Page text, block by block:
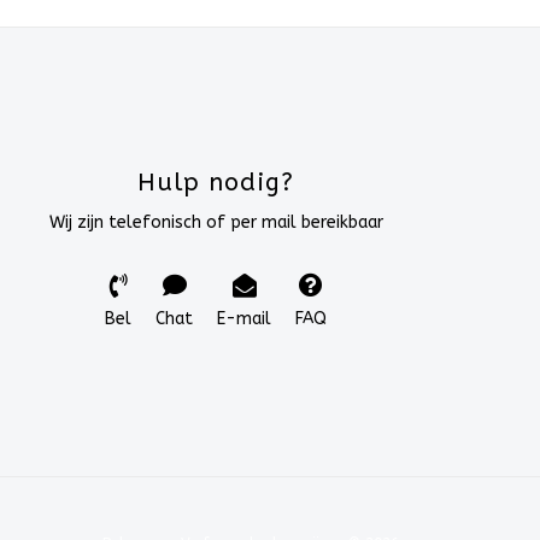
Hulp nodig?
Wij zijn telefonisch of per mail bereikbaar
Bel Chat E-mail FAQ